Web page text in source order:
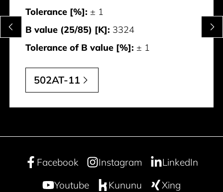
Tolerance [%]: ± 1
B value (25/85) [K]: 3324
Tolerance of B value [%]: ± 1
502AT-11
Facebook Instagram
LinkedIn
Youtube
Kununu
Xing